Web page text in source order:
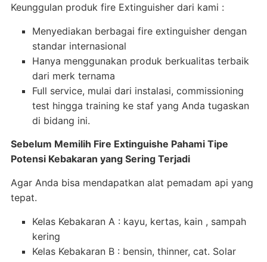
Keunggulan produk fire Extinguisher dari kami :
Menyediakan berbagai fire extinguisher dengan
standar internasional
Hanya menggunakan produk berkualitas terbaik
dari merk ternama
Full service, mulai dari instalasi, commissioning
test hingga training ke staf yang Anda tugaskan
di bidang ini.
Sebelum Memilih Fire Extinguishe Pahami Tipe
Potensi Kebakaran yang Sering Terjadi
Agar Anda bisa mendapatkan alat pemadam api yang
tepat.
Kelas Kebakaran A : kayu, kertas, kain , sampah
kering
Kelas Kebakaran B : bensin, thinner, cat. Solar